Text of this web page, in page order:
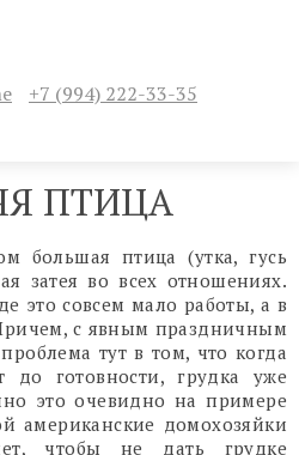
+7 (994) 222-33-35
ПТИЦА
большая птица (утка, гусь
затея во всех отношениях.
это совсем мало работы, а в
с явным праздничным
тут в том, что когда
готовности, грудка уже
это очевидно на примере
американские домохозяйки
чтобы не дать грудке